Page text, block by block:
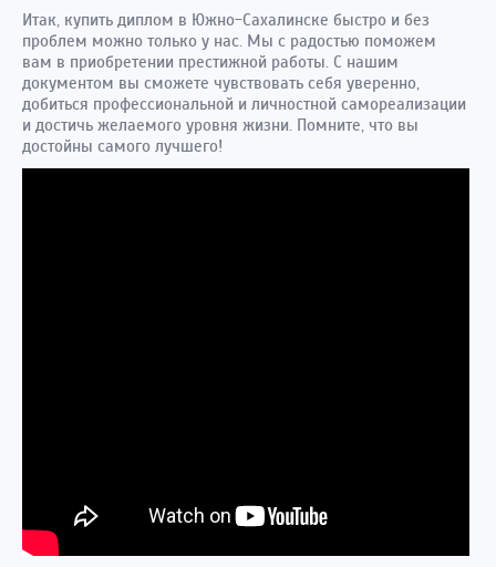
Итак, купить диплом в Южно-Сахалинске быстро и без
проблем можно только у нас. Мы с радостью поможем
вам в приобретении престижной работы. С нашим
документом вы сможете чувствовать себя уверенно,
добиться профессиональной и личностной самореализации
и достичь желаемого уровня жизни. Помните, что вы
достойны самого лучшего!